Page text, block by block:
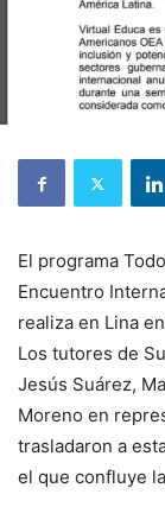
El programa
Encuentro
realiza en Lina
Los tutores de
Jesús Suárez,
Moreno en
trasladaron a
el que confluye